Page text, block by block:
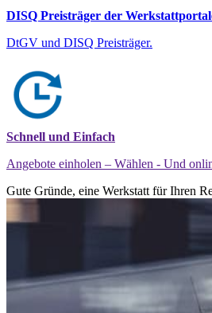
DISQ Preisträger der
DtGV und DISQ Preisträger.
Schnell und Einfach
Angebote einholen – Wählen - Und
Gute Gründe, eine Werkstatt für Ihren